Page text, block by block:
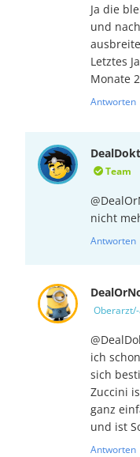
Ja die
und
Letztes
Monate
Antworten
Team
nicht
Antworten
ich
sich
Zuccini
ganz
und ist
Antworten